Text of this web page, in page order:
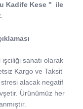
Kadife Kese '' ile
sanatı olarak
Kargo ve Taksit
stresi alacak negatif
Ürünümüz her